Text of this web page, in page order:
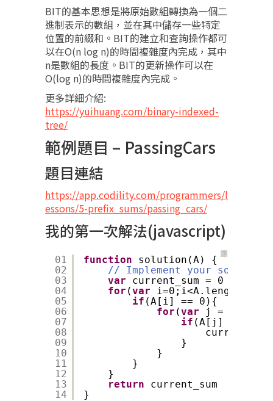
BIT的基本思想是將原始數組轉換為一個二
進制表示的數組，並在其中儲存一些特定
位置的前綴和。BIT的建立和查詢操作都可
以在O(n log n)的時間複雜度內完成，其中
n是數組的長度。BIT的更新操作可以在
O(log n)的時間複雜度內完成。
更多詳細介紹:
https://yuihuang.com/binary-indexed-
tree/
範例題目 – PassingCars
題目連結
https://app.codility.com/programmers/l
essons/5-prefix_sums/passing_cars/
我的第一次解法(javascript)
？
01
02
03
04
05
06
07
08
09
10
11
12
13
14
function
solution(A) {
// Implement your solution
var
current_sum = 0
for (var
if (A[i] == 0){
for (var
j =
if (A[j] == 1){
}
}
}
}
return
current_sum
}